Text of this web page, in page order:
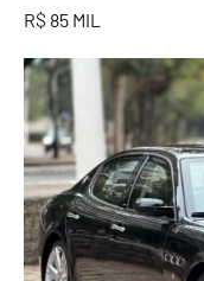
R$ 85 MIL